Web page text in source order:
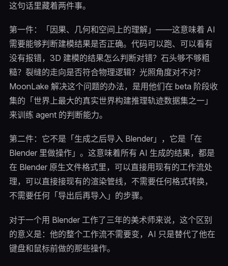
这句话里藏着两件事。
第一件：「因果、几何和空间上的理解」——这意味着 AI
需要能够判断建模结果是否正确。代码可以跑、可以看有
没有报错，3D 建模的结果怎么判断对错？石头够不够粗
糙？裂缝的走向是否符合物理逻辑？光照角度对不对？
MoonLake 解决这个问题的办法，是用他们在 beta 阶段收
集的「世界上最大的真实世界构建推理轨迹数据集之一」
来训练 agent 的判断能力。
第二件：它不是「生成之后导入 Blender」，它是「在
Blender 里做操作」。这意味着所有 AI 生成的结果，都是
在 Blender 原生文件格式里，可以直接用现有的工作流处
理，可以直接接现有的渲染管线，不需要任何格式转换，
不需要任何「导出后再导入」的步骤。
对于一个用 Blender 工作了三年的美术师来说，这个区别
的意义是：他的整个工作流不需要变，AI 只是替代了他在
键盘和鼠标前做的那些操作。